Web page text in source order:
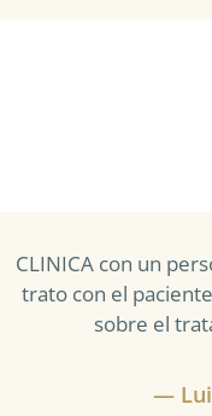
CLINICA con un
trato con el
sobre el
—